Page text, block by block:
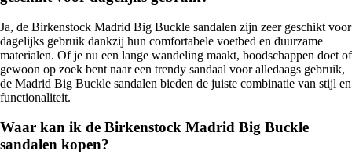
Ja, de Birkenstock Madrid Big Buckle sandalen zijn zeer geschikt voor
dagelijks gebruik dankzij hun comfortabele voetbed en duurzame
materialen. Of je nu een lange wandeling maakt, boodschappen doet of
gewoon op zoek bent naar een trendy sandaal voor alledaags gebruik,
de Madrid Big Buckle sandalen bieden de juiste combinatie van stijl en
functionaliteit.
Waar kan ik de Birkenstock Madrid Big Buckle
sandalen kopen?